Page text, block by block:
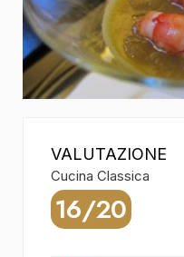
VALUTAZIONE
Cucina Classica
16/20